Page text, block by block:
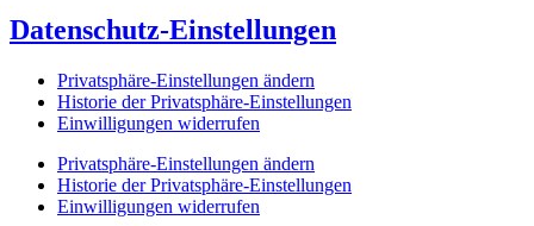
Datenschutz-Einstellungen
Privatsphäre-Einstellungen ändern
Historie der Privatsphäre-Einstellungen
Einwilligungen widerrufen
Privatsphäre-Einstellungen ändern
Historie der Privatsphäre-Einstellungen
Einwilligungen widerrufen